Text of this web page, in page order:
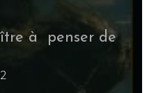
de